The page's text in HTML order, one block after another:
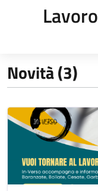
Lavoro
Novità (3)